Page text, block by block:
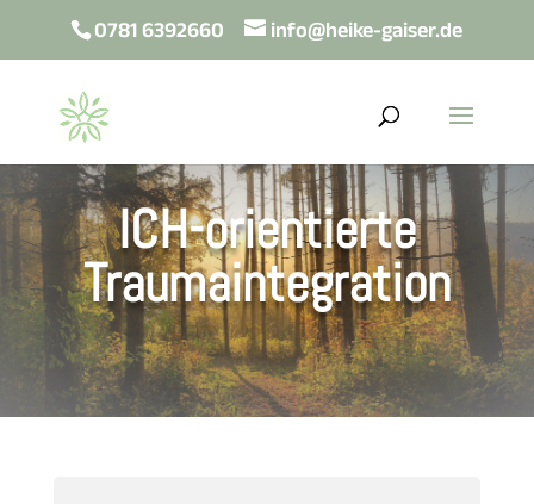
0781 6392660 info@heike-gaiser.de
ICH-orientierte
Traumaintegration